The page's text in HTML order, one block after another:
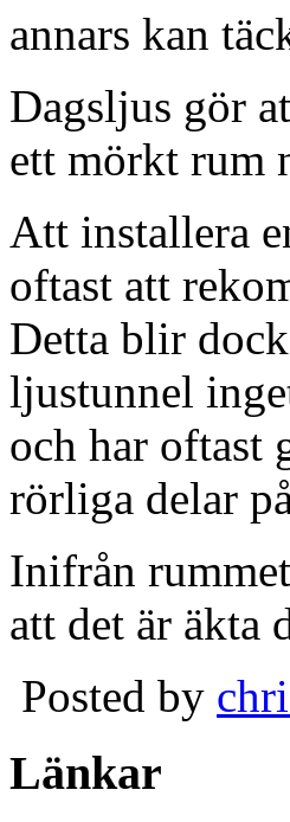
annars kan
Dagsljus gör
ett mörkt rum
Att installera
oftast att
Detta blir
ljustunnel
och har oftast
rörliga delar
Inifrån
att det är äkta
Posted by
Länkar